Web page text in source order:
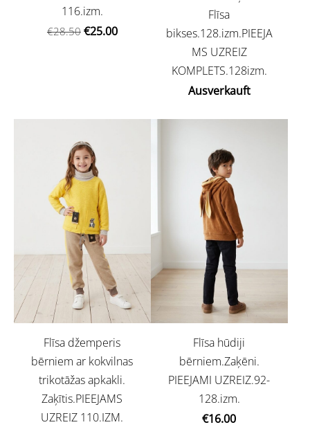
116.izm.
€28.50 €25.00
Flīsa
bikses.128.izm.PIEEJA
MS UZREIZ
KOMPLETS.128izm.
Ausverkauft
Flīsa džemperis
bērniem ar kokvilnas
trikotāžas apkakli.
Zaķītis.PIEEJAMS
UZREIZ 110.IZM.
Flīsa hūdiji
bērniem.Zaķēni.
PIEEJAMI UZREIZ.92-
128.izm.
€16.00